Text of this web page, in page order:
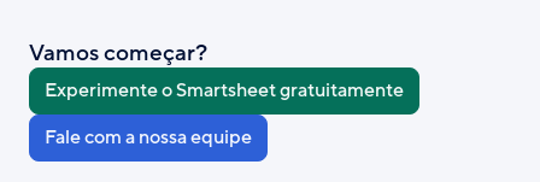
Vamos começar?
Experimente o Smartsheet gratuitamente
Fale com a nossa equipe